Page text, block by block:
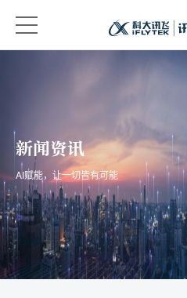
新闻资讯
AI赋能，让一切皆有可能